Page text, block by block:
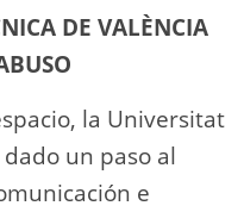
DE VALÈNCIA
la Universitat
un paso al
e